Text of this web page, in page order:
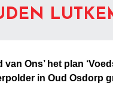
van Ons’ het plan
in Oud Osdorp